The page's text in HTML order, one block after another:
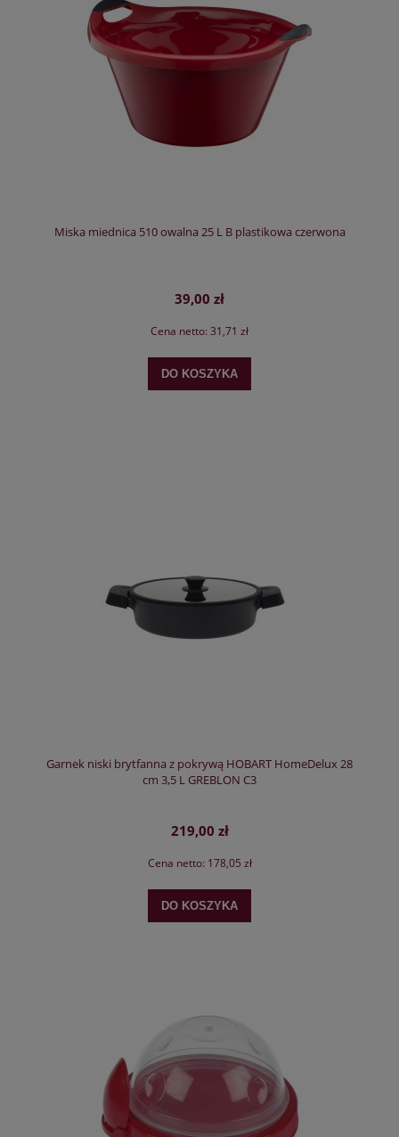
Miska miednica 510 owalna 25 L B plastikowa czerwona
39,00 zł
Cena netto: 31,71 zł
DO KOSZYKA
Garnek niski brytfanna z pokrywą HOBART HomeDelux 28
cm 3,5 L GREBLON C3
219,00 zł
Cena netto: 178,05 zł
DO KOSZYKA